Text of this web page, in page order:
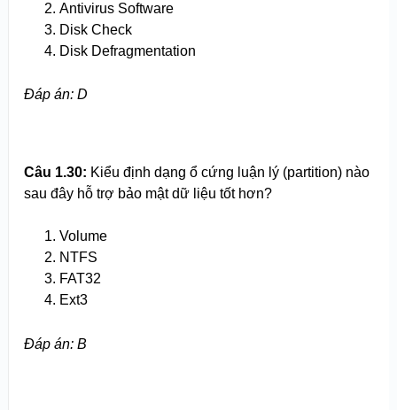
Antivirus Software
Disk Check
Disk Defragmentation
Đáp án: D
Câu 1.30: Kiểu định dạng ổ cứng luận lý (partition) nào
sau đây hỗ trợ bảo mật dữ liệu tốt hơn?
Volume
NTFS
FAT32
Ext3
Đáp án: B